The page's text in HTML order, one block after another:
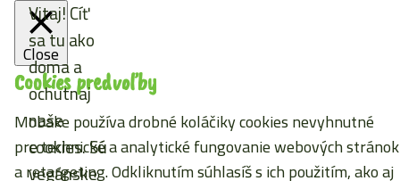
Vitaj! Cíť
sa tu ako
doma a
ochutnaj
naše
cookies. Sú
vegánske
Close
Cookies predvoľby
Mobake používa drobné koláčiky cookies nevyhnutné
pre technické a analytické fungovanie webových stránok
a retargeting. Odkliknutím súhlasíš s ich použitím, ako aj